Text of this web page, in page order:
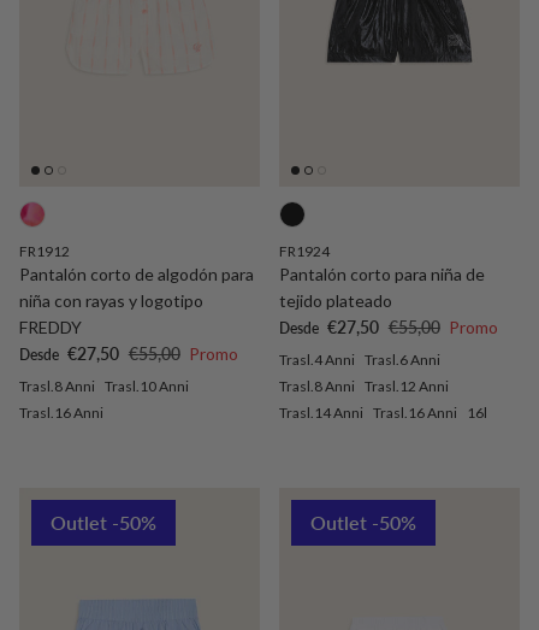
FR1912
Pantalón corto de algodón para
niña con rayas y logotipo
FREDDY
Precio de venta
Desde €27,50 Precio normal
€55,00 Promo
Trasl.8 Anni Trasl.10 Anni
Trasl.16 Anni
FR1924
Pantalón corto para niña de
tejido plateado
Precio de venta
Desde €27,50 Precio normal
€55,00 Promo
Trasl.4 Anni Trasl.6 Anni
Trasl.8 Anni Trasl.12 Anni
Trasl.14 Anni Trasl.16 Anni 16l
Outlet -50% Outlet -50%